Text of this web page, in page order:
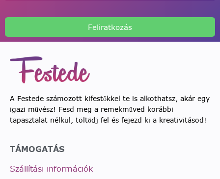
Feliratkozás
A Festede számozott kifestőkkel te is alkothatsz, akár egy
igazi művész! Fesd meg a remekműved korábbi
tapasztalat nélkül, töltődj fel és fejezd ki a kreativitásod!
TÁMOGATÁS
Szállítási információk